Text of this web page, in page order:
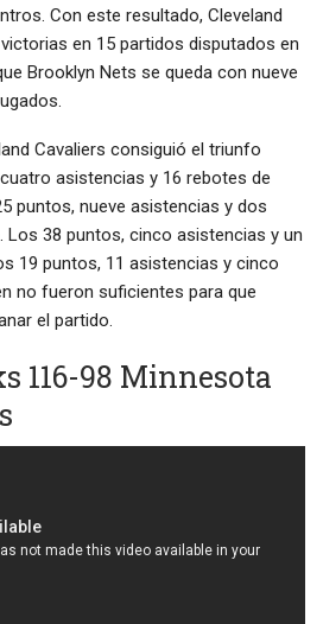
Con este resultado, Cleveland
en 15 partidos disputados en
Brooklyn Nets se queda con nueve
Cavaliers consiguió el triunfo
asistencias y 16 rebotes de
puntos, nueve asistencias y dos
Los 38 puntos, cinco asistencias y un
19 puntos, 11 asistencias y cinco
no fueron suficientes para que
el partido.
116-98 Minnesota